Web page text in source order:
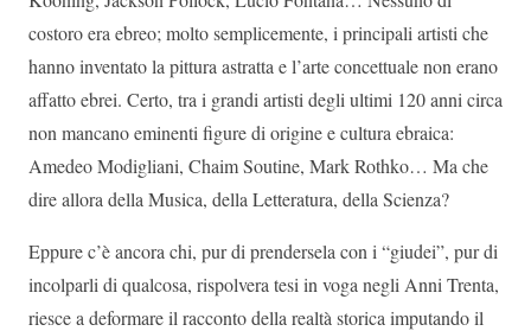
costoro era ebreo; molto semplicemente, i principali artisti che
hanno inventato la pittura astratta e l’arte concettuale non erano
affatto ebrei. Certo, tra i grandi artisti degli ultimi 120 anni circa
non mancano eminenti figure di origine e cultura ebraica:
Amedeo Modigliani, Chaim Soutine, Mark Rothko… Ma che
dire allora della Musica, della Letteratura, della Scienza?
Eppure c’è ancora chi, pur di prendersela con i “giudei”, pur di
incolparli di qualcosa, rispolvera tesi in voga negli Anni Trenta,
riesce a deformare il racconto della realtà storica imputando il